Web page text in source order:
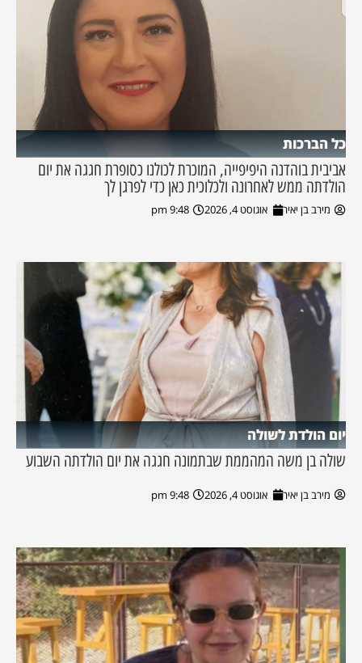
כל הברכות
אביבית בוהדנה היפיפייה, המוכרת לכולנו כסופרת חגגה את יום
הולדתה ממש לאחרונה ולכלוכית כאן כדי לפרגן לך
מירב בן יאיר אוגוסט 4, 2026 9:48 pm
יום הולדת לשולה
שולה בן משה המהממת שבתמונה חגגה את יום הולדתה השבוע
מירב בן יאיר אוגוסט 4, 2026 9:48 pm